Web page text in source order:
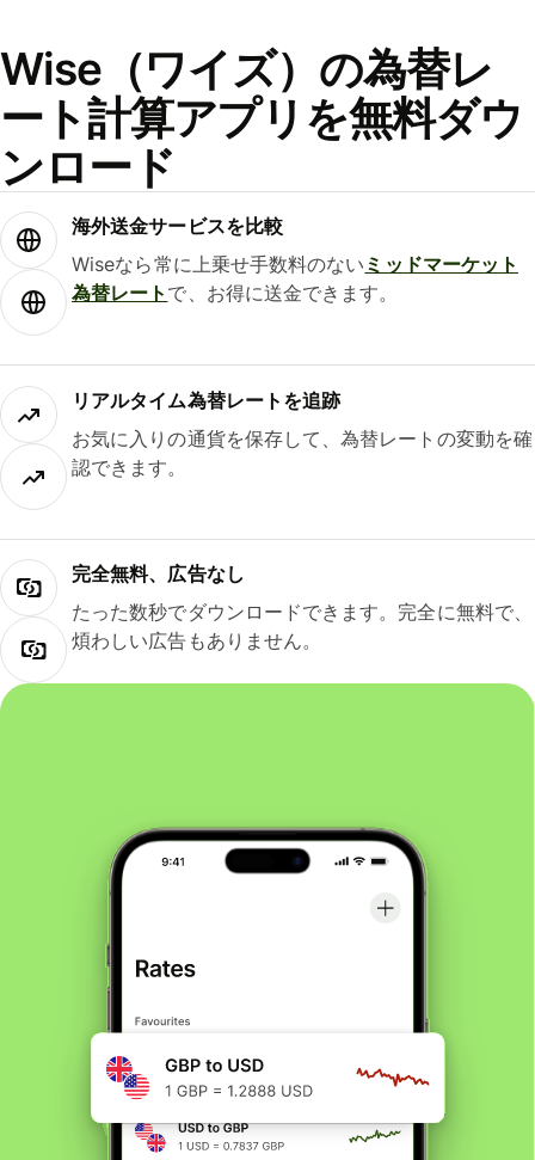
Wise（ワイズ）の為替レ
ート計算アプリを無料ダウ
ンロード
海外送金サービスを比較
Wiseなら常に上乗せ手数料のない ミッドマーケット
為替レート で、お得に送金できます。
リアルタイム為替レートを追跡
お気に入りの通貨を保存して、為替レートの変動を確
認できます。
完全無料、広告なし
たった数秒でダウンロードできます。完全に無料で、
煩わしい広告もありません。